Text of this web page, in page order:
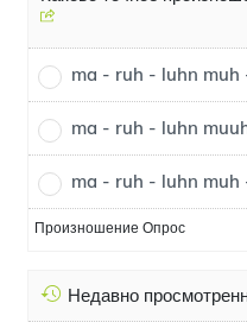
ma - ruh - luhn muh
ma - ruh - luhn
ma - ruh - luhn muh
Произношение Опрос
Недавно